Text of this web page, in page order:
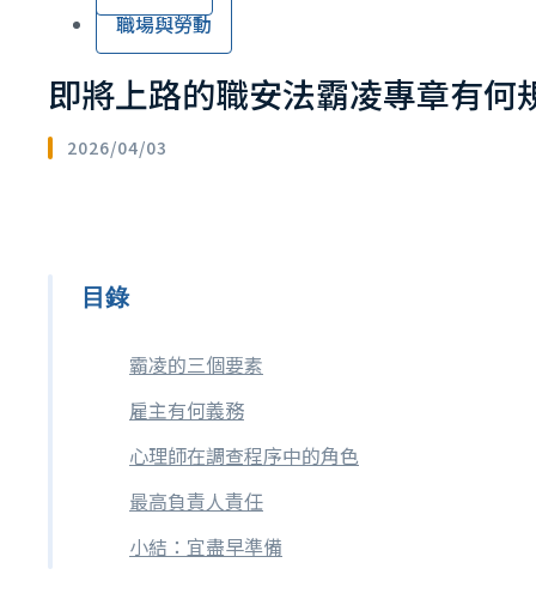
職場與勞動
即將上路的職安法霸凌專章有何
2026/04/03
目錄
霸凌的三個要素
雇主有何義務
心理師在調查程序中的角色
最高負責人責任
小結：宜盡早準備